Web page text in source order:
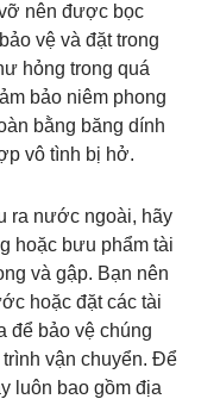
nên được bọc
vệ và đặt trong
hỏng trong quá
bảo niêm phong
bằng băng dính
vô tình bị hở.
ra nước ngoài, hãy
hoặc bưu phẩm tài
và gập. Bạn nên
hoặc đặt các tài
để bảo vệ chúng
vận chuyển. Để
luôn bao gồm địa